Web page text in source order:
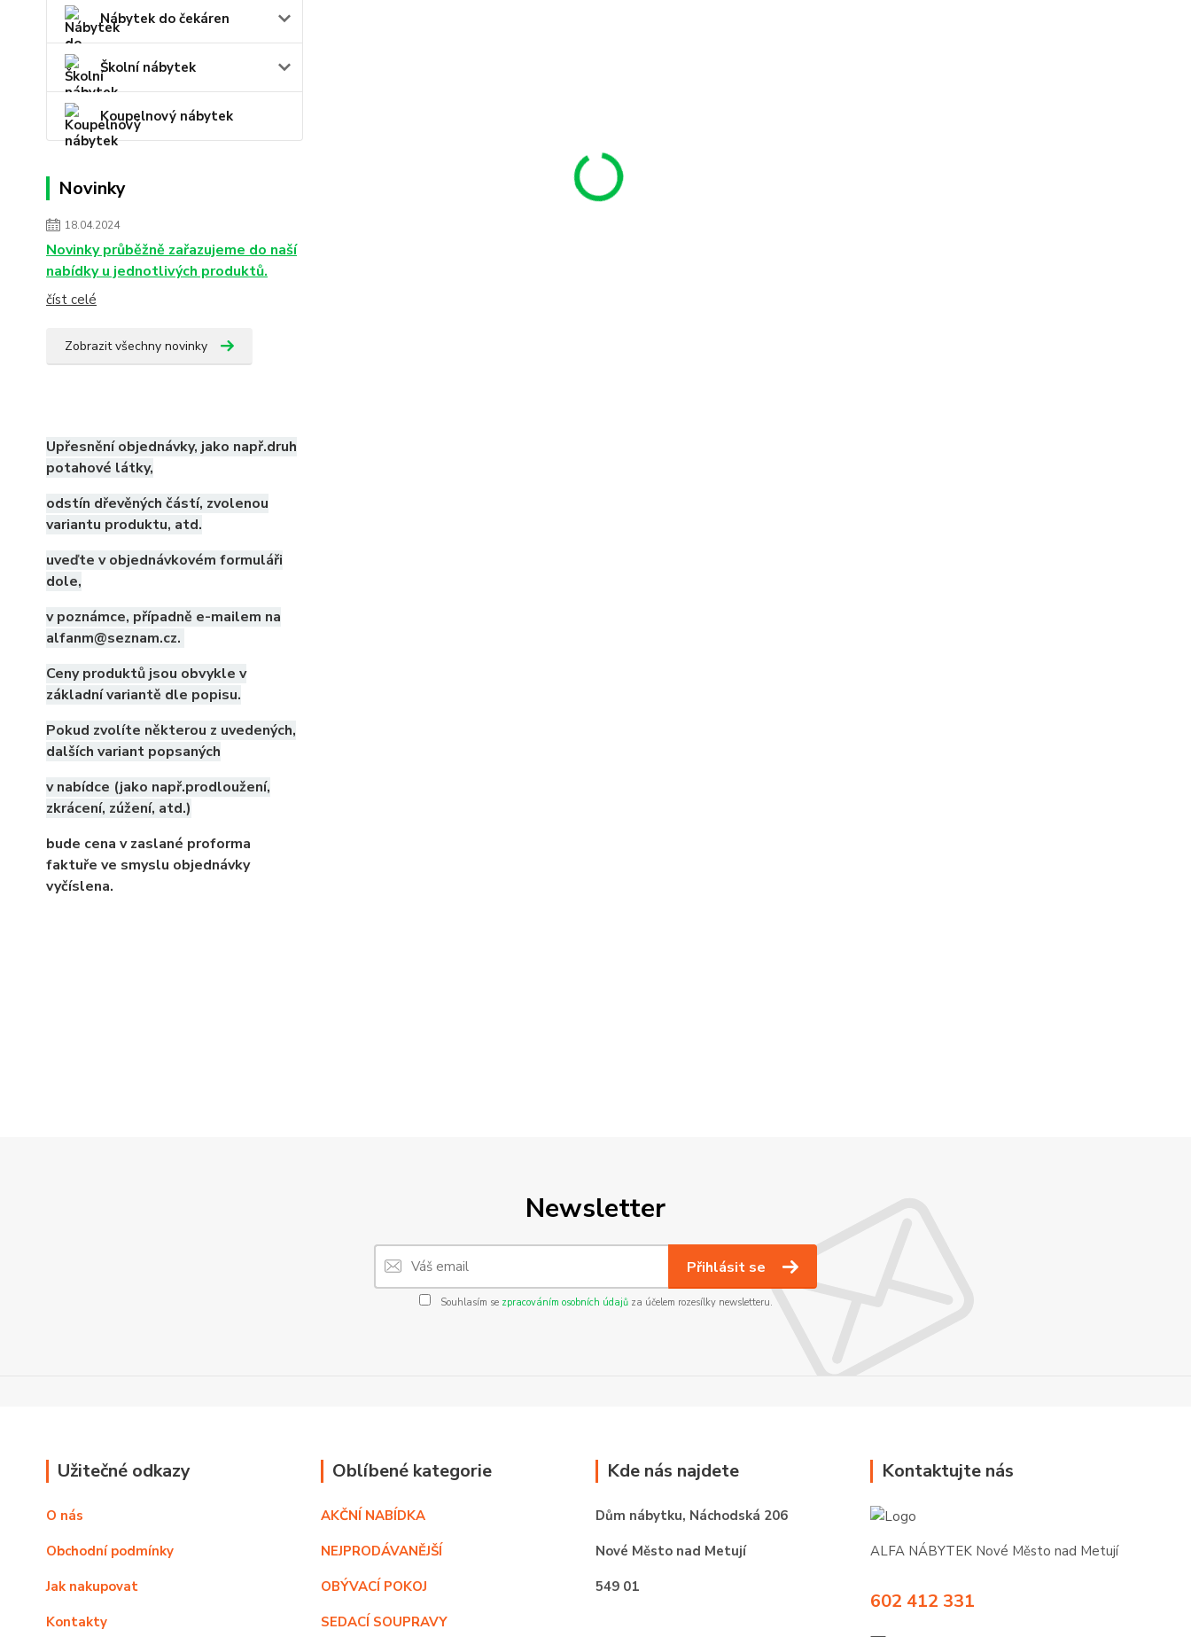
Nábytek do čekáren
Školní nábytek
Koupelnový nábytek
Novinky
18.04.2024
Novinky průběžně zařazujeme do naší
nabídky u jednotlivých produktů.
číst celé
Zobrazit všechny novinky
Upřesnění objednávky, jako např.druh
potahové látky,
odstín dřevěných částí, zvolenou
variantu produktu, atd.
uveďte v objednávkovém formuláři
dole,
v poznámce, případně e-mailem na
alfanm@seznam.cz.
Ceny produktů jsou obvykle v
základní variantě dle popisu.
Pokud zvolíte některou z uvedených,
dalších variant popsaných
v nabídce (jako např.prodloužení,
zkrácení, zúžení, atd.)
bude cena v zaslané proforma
faktuře ve smyslu objednávky
vyčíslena.
Newsletter
Přihlásit se
Souhlasím se zpracováním osobních údajůza účelem rozesílky newsletteru.
Užitečné odkazy
O nás
Obchodní podmínky
Jak nakupovat
Kontakty
Oblíbené kategorie
AKČNÍ NABÍDKA
NEJPRODÁVANĚJŠÍ
OBÝVACÍ POKOJ
SEDACÍ SOUPRAVY
Kde nás najdete
Dům nábytku, Náchodská 206
Nové Město nad Metují
549 01
Kontaktujte nás
ALFA NÁBYTEK Nové Město nad Metují
602 412 331